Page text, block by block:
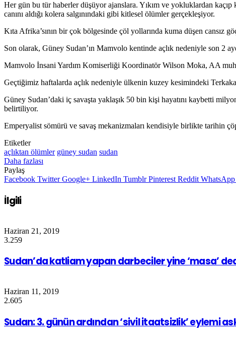
Her gün bu tür haberler düşüyor ajanslara. Yıkım ve yokluklardan
canını aldığı kolera salgınındaki gibi kitlesel ölümler gerçekleşiyor.
Kıta Afrika’sının bir çok bölgesinde çöl yollarında kuma düşen cansız
Son olarak, Güney Sudan’ın Mamvolo kentinde açlık nedeniyle son 2
Mamvolo İnsani Yardım Komiserliği Koordinatör Wilson Moka, AA
Geçtiğimiz haftalarda açlık nedeniyle ülkenin kuzey kesimindeki
Güney Sudan’daki iç savaşta yaklaşık 50 bin kişi hayatını kaybetti
belirtiliyor.
Emperyalist sömürü ve savaş mekanizmaları kendisiyle birlikte tarihin
Etiketler
açlıktan ölümler güney sudan sudan
Daha fazlası
Paylaş
Facebook Twitter Google+ LinkedIn Tumblr Pinterest Reddit WhatsApp
İlgili
Haziran 21, 2019
3.259
Sudan’da katliam yapan darbeciler yine ‘masa’
Haziran 11, 2019
2.605
Sudan: 3. günün ardından ‘sivil itaatsizlik’ eylemi